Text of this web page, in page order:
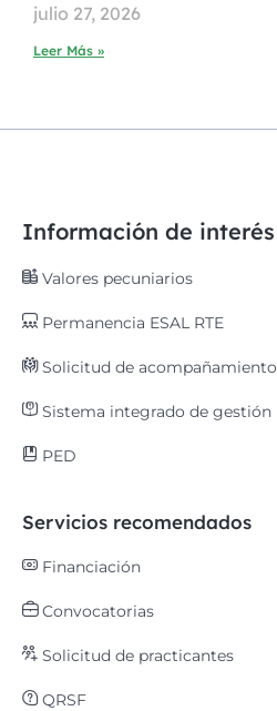
julio 27, 2026
Leer Más »
Información de interés
Valores pecuniarios
Permanencia ESAL RTE
Solicitud de acompañamiento
Sistema integrado de gestión
PED
Servicios recomendados
Financiación
Convocatorias
Solicitud de practicantes
QRSF